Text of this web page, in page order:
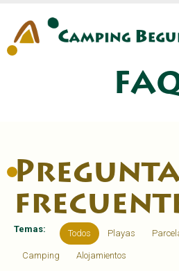
Temas: Todos Playas
Camping Alojamientos